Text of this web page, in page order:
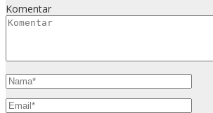
Komentar